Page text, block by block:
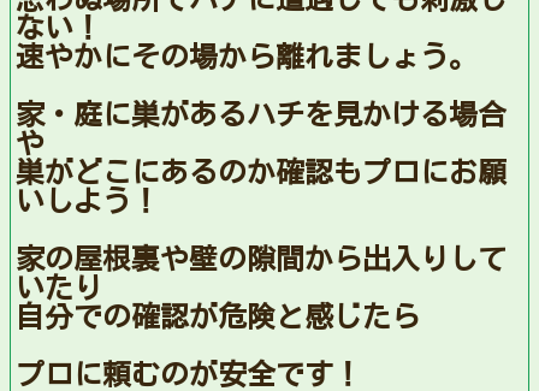
ない！
速やかにその場から離れましょう。
家・庭に巣があるハチを見かける場合
や
巣がどこにあるのか確認もプロにお願
いしよう！
家の屋根裏や壁の隙間から出入りして
いたり
自分での確認が危険と感じたら
プロに頼むのが安全です！